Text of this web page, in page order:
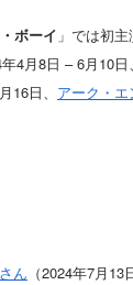
ボーイ 」では初
年4月8日 – 6月10
16日、 アーク・エ
ん （2024年7月